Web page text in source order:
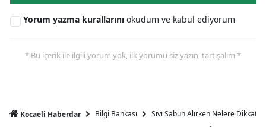
Yorum yazma kurallarını okudum ve kabul ediyorum
* Bu içerik ile ilgili yorum yok, ilk yorumu siz yazın, tartışalım *
Kocaeli Haberdar Bilgi Bankası Sıvı Sabun Alırken Nelere Dikkat